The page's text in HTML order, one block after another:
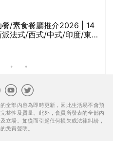
餐/素食餐廳推介2026 | 14
派法式/西式/中式/印度/東南
全部內容為即時更新，因此生活易不會預
整性及質量。此外，會員所發表的全部內
立場。如從而引起任何損失或法律糾紛，
免責聲明。